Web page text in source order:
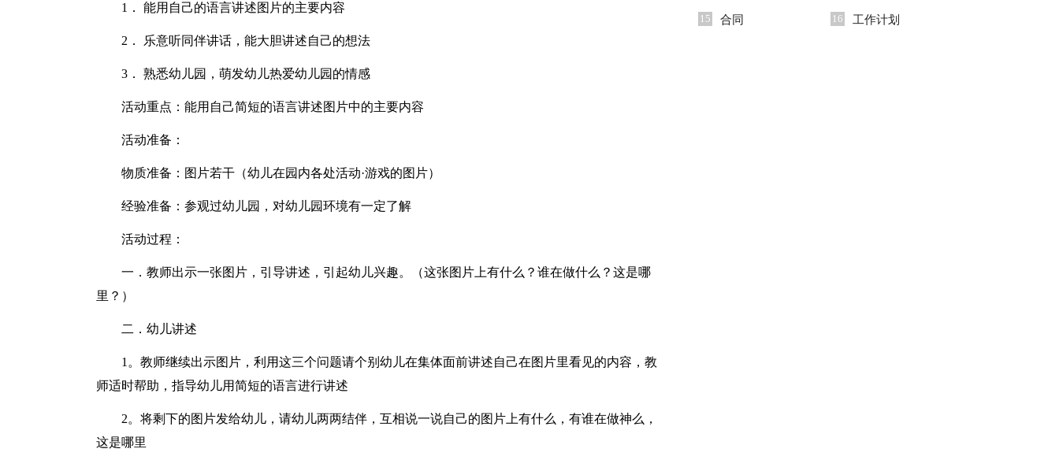
1． 能用自己的语言讲述图片的主要内容
2． 乐意听同伴讲话，能大胆讲述自己的想法
3． 熟悉幼儿园，萌发幼儿热爱幼儿园的情感
活动重点：能用自己简短的语言讲述图片中的主要内容
活动准备：
物质准备：图片若干（幼儿在园内各处活动·游戏的图片）
经验准备：参观过幼儿园，对幼儿园环境有一定了解
活动过程：
一．教师出示一张图片，引导讲述，引起幼儿兴趣。（这张图片上有什么？谁在做什么？这是哪
里？）
二．幼儿讲述
1。教师继续出示图片，利用这三个问题请个别幼儿在集体面前讲述自己在图片里看见的内容，教
师适时帮助，指导幼儿用简短的语言进行讲述
2。将剩下的图片发给幼儿，请幼儿两两结伴，互相说一说自己的图片上有什么，有谁在做神么，
这是哪里
15 合同 16 工作计划